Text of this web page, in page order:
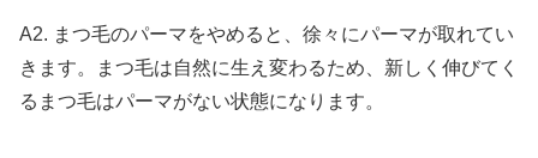
A2. まつ毛のパーマをやめると、徐々にパーマが取れてい
きます。まつ毛は自然に生え変わるため、新しく伸びてく
るまつ毛はパーマがない状態になります。